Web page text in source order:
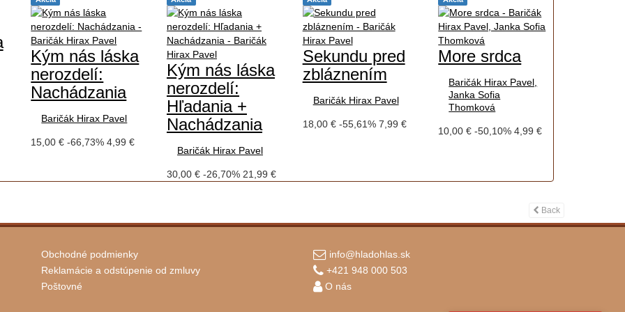
Kým nás láska
nerozdelí:
Nachádzania
Baričák Hirax Pavel
15,00 € -66,73% 4,99 €
Kým nás láska
nerozdelí:
Hľadania +
Nachádzania
Baričák Hirax Pavel
30,00 € -26,70% 21,99 €
Sekundu pred
zbláznením
Baričák Hirax Pavel
18,00 € -55,61% 7,99 €
More srdca
Baričák Hirax Pavel,
Janka Sofia
Thomková
10,00 € -50,10% 4,99 €
Back
Obchodné podmienky
Reklamácie a odstúpenie od zmluvy
Poštovné
info@hladohlas.sk
+421 948 000 503
O nás